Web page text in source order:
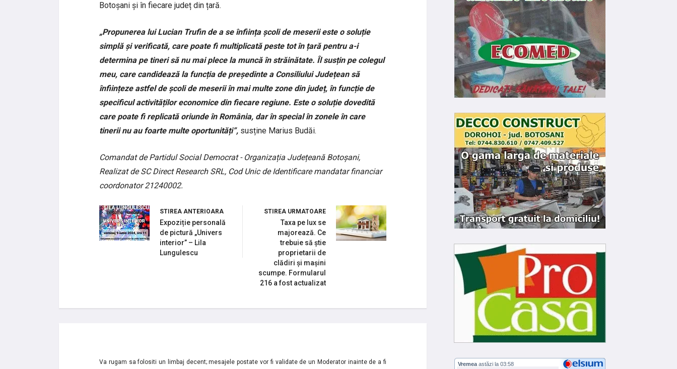
Botoșani și în fiecare județ din țară.
„Propunerea lui Lucian Trufin de a se înființa școli de meserii este o soluție
simplă și verificată, care poate fi multiplicată peste tot în țară pentru a-i
determina pe tineri să nu mai plece la muncă în străinătate. Îl susțin pe colegul
meu, care candidează la funcția de președinte a Consiliului Județean să
înființeze astfel de școli de meserii în mai multe zone din județ, în funcție de
specificul activităților economice din fiecare regiune. Este o soluție dovedită
care poate fi replicată oriunde în România, dar în special în zonele în care
tinerii nu au foarte multe oportunități”, susține Marius Budăi.
Comandat de Partidul Social Democrat - Organizația Județeană Botoșani,
Realizat de SC Direct Research SRL, Cod Unic de Identificare mandatar financiar
coordonator 21240002.
STIREA ANTERIOARA
Expoziție personală
de pictură „Univers
interior” – Lila
Lungulescu
STIREA URMATOARE
Taxa pe lux se
majorează. Ce
trebuie să știe
proprietarii de
clădiri și mașini
scumpe. Formularul
216 a fost actualizat
Va rugam sa folositi un limbaj decent; mesajele postate vor fi validate de un Moderator inainte de a fi
Vremea astăzi la 03:58